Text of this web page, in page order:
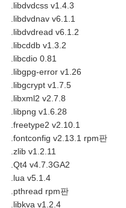
.libdvdcss v1.4.3
.libdvdnav v6.1.1
.libdvdread v6.1.2
.libcddb v1.3.2
.libcdio 0.81
.libgpg-error v1.26
.libgcrypt v1.7.5
.libxml2 v2.7.8
.libpng v1.6.28
.freetype2 v2.10.1
.fontconfig v2.13.1 rpm판
.zlib v1.2.11
.Qt4 v4.7.3GA2
.lua v5.1.4
.pthread rpm판
.libkva v1.2.4